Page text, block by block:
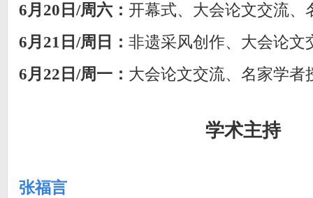
6月20日/周六： 开幕式、大会论文交流、
6月21日/周日： 非遗采风创作、大会论文
6月22日/周一： 大会论文交流、名家学者
学术主持
张福言